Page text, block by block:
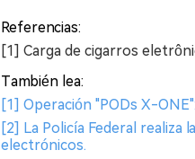
Referencias:
[1] Carga de cigarros
También lea:
[1] Operación "PODs X-
[2] La Policía Federal realiza
electrónicos.